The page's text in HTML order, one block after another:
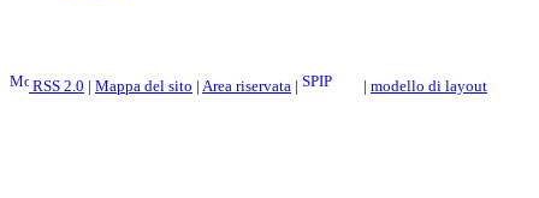
RSS 2.0 | Mappa del sito | Area riservata | | modello di layout